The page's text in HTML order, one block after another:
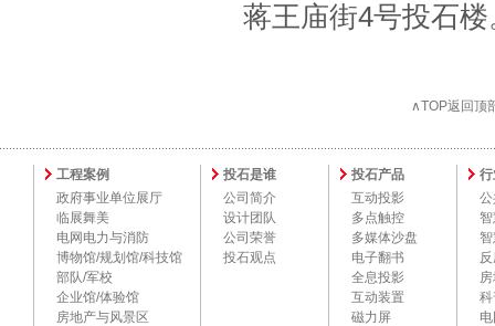
蒋王庙街4号投石楼
∧TOP返回顶
工程案例
政府事业单位展厅
临展舞美
电网电力与消防
博物馆/规划馆/科技馆
部队/军校
企业馆/体验馆
房地产与风景区
投石是谁
公司简介
设计团队
公司荣誉
投石观点
投石产品
互动投影
多点触控
多媒体沙盘
电子翻书
全息投影
互动装置
磁力屏